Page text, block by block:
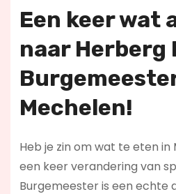
Een keer wat
naar Herberg
Mechelen!
Heb je zin om wat te eten in
een keer verandering van
Burgemeester is een echte